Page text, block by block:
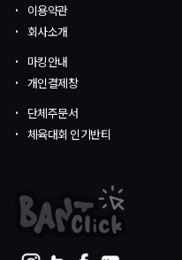
이용약관
회사소개
마킹안내
개인결제창
단체주문서
체육대회 인기반티